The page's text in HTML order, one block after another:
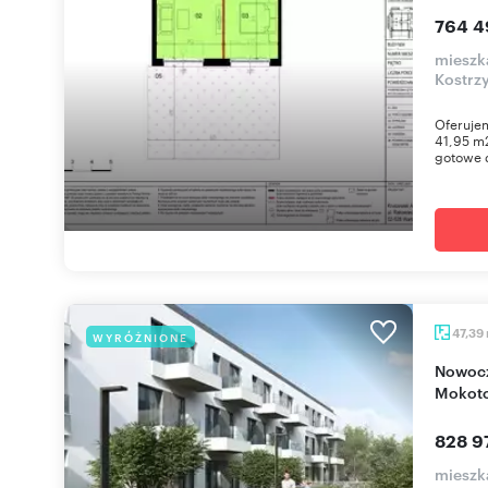
764
41,95
gotowe
WYRÓŻNIONE 47,39
Nowoczesne 2-pokojowe mieszkanie na
828